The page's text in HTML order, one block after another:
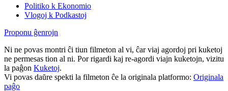
Politiko k Ekonomio
Vlogoj k Podkastoj
Proponu ĝenrojn
Ni ne povas montri ĉi tiun filmeton al vi, ĉar viaj agordoj pri kuketoj
ne permesas tion al ni. Por rigardi kaj re-agordi viajn kuketojn, vizitu
la paĝon Kuketoj.
Vi povas daŭre spekti la filmeton ĉe la originala platformo: Originala
paĝo